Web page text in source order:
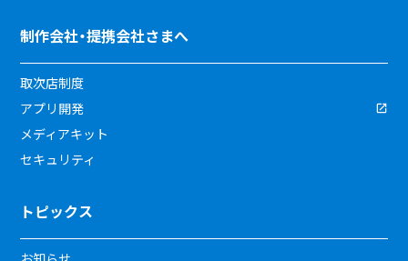
制作会社・提携会社さまへ
取次店制度
アプリ開発
メディアキット
セキュリティ
トピックス